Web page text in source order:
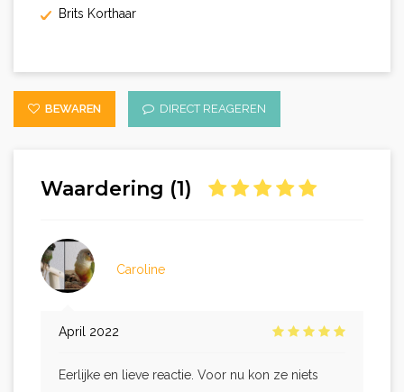
Brits Korthaar
BEWAREN DIRECT REAGEREN
Waardering (1)
Caroline
April 2022
Eerlijke en lieve reactie. Voor nu kon ze niets